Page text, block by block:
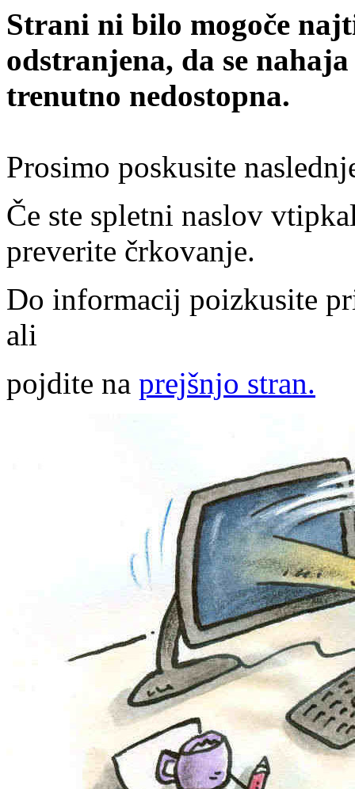
Strani ni bilo mogoče
odstranjena, da se
trenutno nedostopna.
Prosimo poskusite
Če ste spletni naslov
preverite črkovanje.
Do informacij poizkusite
ali
pojdite na prejšnjo stran.